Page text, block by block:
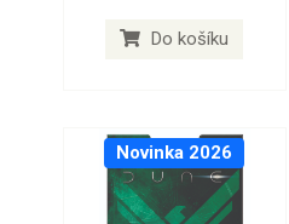
Do košíku
Novinka 2026